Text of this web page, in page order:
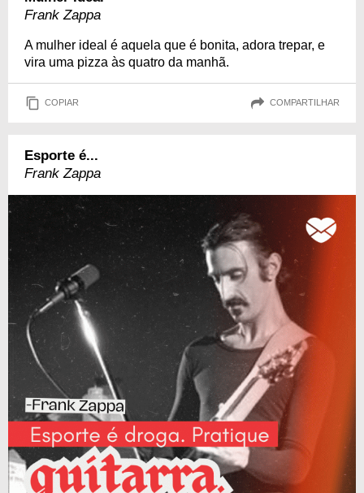
Frank Zappa
A mulher ideal é aquela que é bonita, adora trepar, e
vira uma pizza às quatro da manhã.
COPIAR COMPARTILHAR
Esporte é...
Frank Zappa